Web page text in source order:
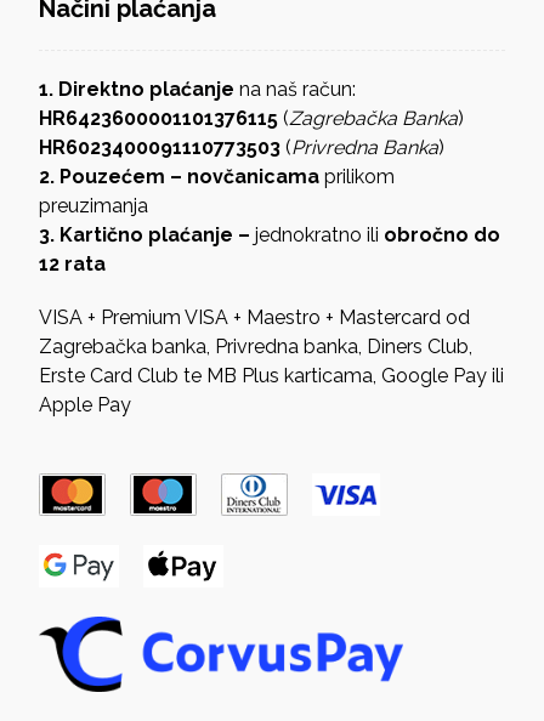
Načini plaćanja
1. Direktno plaćanje na naš račun:
HR6423600001101376115(Zagrebačka Banka)
HR6023400091110773503(Privredna Banka)
2. Pouzećem – novčanicamaprilikom
preuzimanja
3. Kartično plaćanje –jednokratno ili obročno do
12 rata
VISA + Premium VISA + Maestro + Mastercard od
Zagrebačka banka, Privredna banka, Diners Club,
Erste Card Club te MB Plus karticama, Google Pay ili
Apple Pay